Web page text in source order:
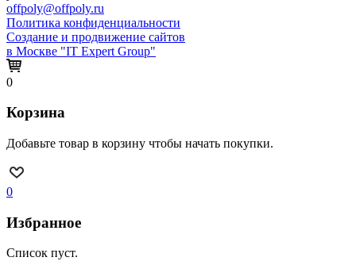
offpoly@offpoly.ru
Политика конфиденциальности
Создание и продвижение сайтов
в Москве "IT Expert Group"
0
Корзина
Добавьте товар в корзину чтобы начать покупки.
0
Избранное
Список пуст.